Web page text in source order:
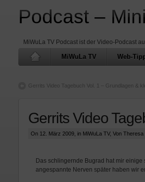
Podcast –
MiWuLa TV Podcast ist der Video-Podcast
MiWuLa TV Web-
Gerrits Video Tagebuch Vol. 1 – Grundlagen &
Gerrits Video
On 12. März 2009, in MiWuLa TV, Von Theresa
Das schlingernde Bugrad hat mir
angespannte Nerven später haben wir